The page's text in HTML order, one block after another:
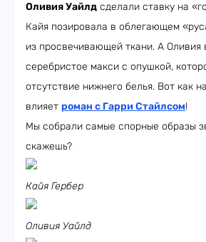
Оливия Уайлд сделали ставку на
Кайя позировала в облегающем
из просвечивающей ткани. А Оливия
серебристое макси с опушкой,
отсутствие нижнего белья. Вот как
влияет роман с Гарри Стайлсом!
Мы собрали самые спорные образы
скажешь?
Кайя Гербер
Оливия Уайлд